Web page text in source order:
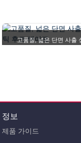
집 제품 후크
고품질, 넓은 단면 사출
정보
제품 가이드